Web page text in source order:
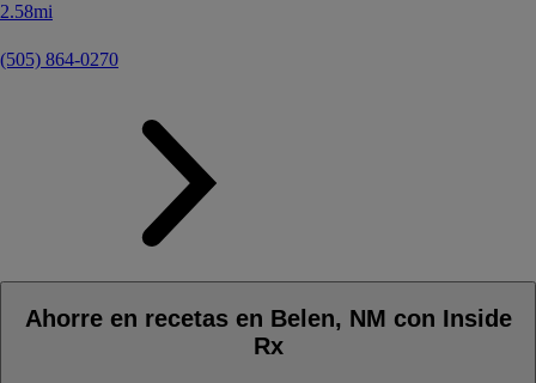
2.58mi
(505) 864-0270
Ahorre en recetas en Belen, NM con Inside
Rx